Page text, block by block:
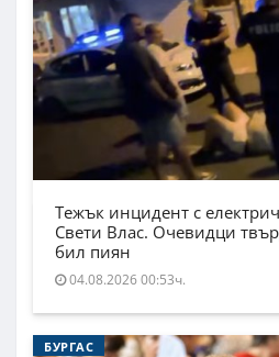
Тежък инцидент с
Свети Влас. Очевидци
бил пиян
04.08.2026 00:53ч.
БУРГАС